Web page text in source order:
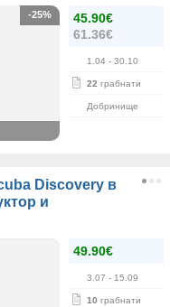
45.90€
61.36€
1.04 - 30.10
22 грабнати
Добринище
-25%
Discovery в
и
49.90€
3.07 - 15.09
10 грабнати